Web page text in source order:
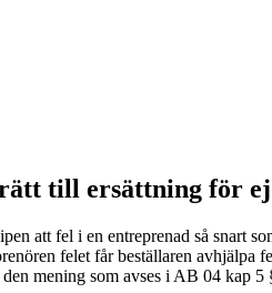
till ersättning för
att fel i en entreprenad så snart
felet får beställaren avhjälpa
mening som avses i AB 04 kap